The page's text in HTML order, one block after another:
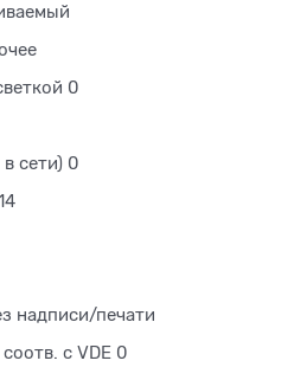
0
сети) 0
надписи/печати
с VDE 0